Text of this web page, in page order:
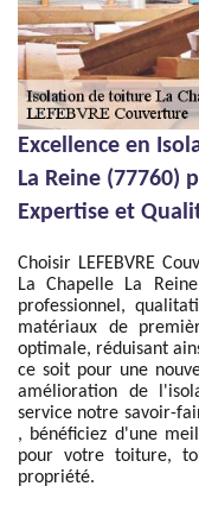
Excellence en
La Reine (77760)
Expertise et
Choisir LEFEBVRE
La Chapelle La
professionnel,
matériaux de
optimale, réduisant
ce soit pour une
amélioration de
service notre savoir-
, bénéficiez d'une
pour votre toiture,
propriété.